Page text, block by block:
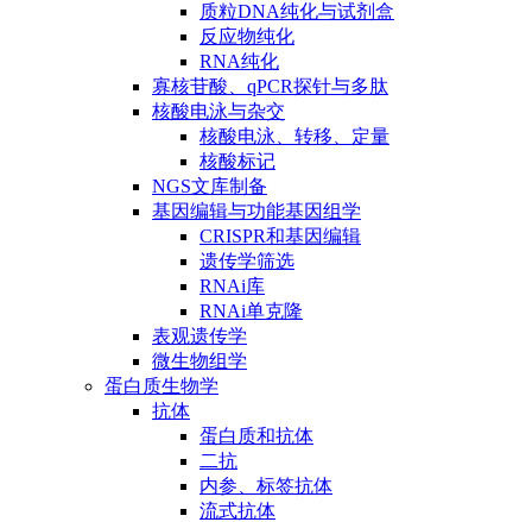
质粒DNA纯化与试剂盒
反应物纯化
RNA纯化
寡核苷酸、qPCR探针与多肽
核酸电泳与杂交
核酸电泳、转移、定量
核酸标记
NGS文库制备
基因编辑与功能基因组学
CRISPR和基因编辑
遗传学筛选
RNAi库
RNAi单克隆
表观遗传学
微生物组学
蛋白质生物学
抗体
蛋白质和抗体
二抗
内参、标签抗体
流式抗体